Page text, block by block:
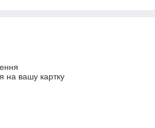
на вашу картку